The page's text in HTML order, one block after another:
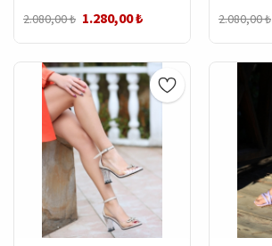
2.080,00 ₺ 1.280,00 ₺ 2.080,00 ₺